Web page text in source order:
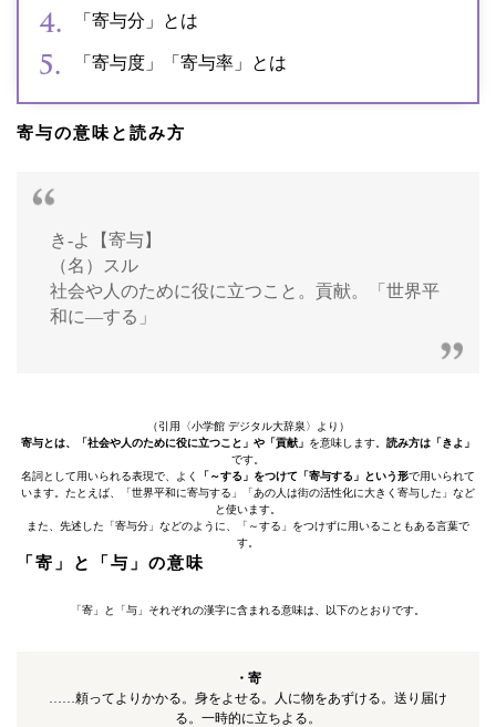
「寄与分」とは
「寄与度」「寄与率」とは
寄与の意味と読み方
き‐よ【寄与】
（名）スル
社会や人のために役に立つこと。貢献。「世界平
和に―する」
（引用〈小学館 デジタル大辞泉〉より）
寄与とは、「社会や人のために役に立つこと」や「貢献」 を意味します。 読み方は「きよ」
です。
名詞として用いられる表現で、よく
「～する」をつけて「寄与する」という形で用いられて
います。たとえば、「世界平和に寄与する」「あの人は街の活性化に大きく寄与した」など
と使います。
また、先述した「寄与分」などのように、「～する」をつけずに用いることもある言葉で
す。
「寄」と「与」の意味
「寄」と「与」それぞれの漢字に含まれる意味は、以下のとおりです。
・寄
……頼ってよりかかる。身をよせる。人に物をあずける。送り届け
る。一時的に立ちよる。